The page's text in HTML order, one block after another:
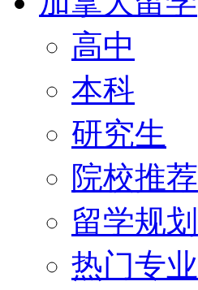
高中
本科
研究生
院校推荐
留学规划
热门专业